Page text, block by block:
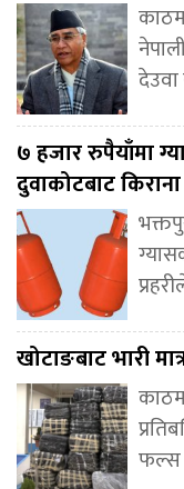
७ हजार रुपैयाँमा
दुवाकोटबाट
खोटाङबाट भारी
फल्स